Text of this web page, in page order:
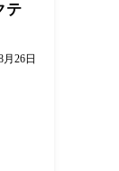
テ
月26日